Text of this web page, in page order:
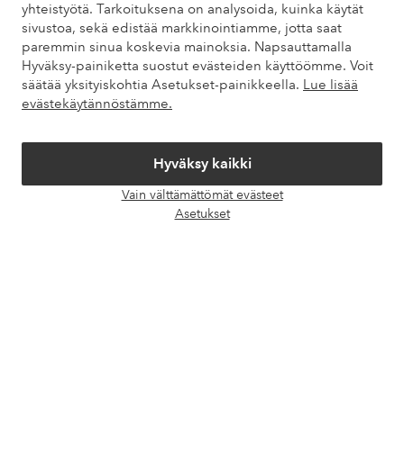
yhteistyötä. Tarkoituksena on analysoida, kuinka käytät
sivustoa, sekä edistää markkinointiamme, jotta saat
paremmin sinua koskevia mainoksia. Napsauttamalla
Hyväksy-painiketta suostut evästeiden käyttöömme. Voit
säätää yksityiskohtia Asetukset-painikkeella. Lue lisää
evästekäytännöstämme.
Hyväksy kaikki
Vain välttämättömät evästeet
Asetukset
Tietoa Elloksesta
Palvelumme